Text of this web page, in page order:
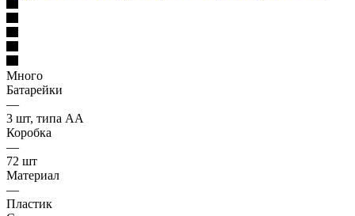
Много
Батарейки
—
3 шт, типа АА
Коробка
—
72 шт
Материал
—
Пластик